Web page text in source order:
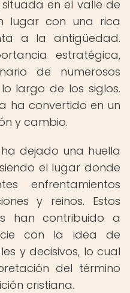
en el valle de
lugar con una rica
a la antigüedad.
estratégica,
de numerosos
largo de los siglos.
ha convertido en un
y cambio.
dejado una huella
el lugar donde
enfrentamientos
y reinos. Estos
han contribuido a
con la idea de
y decisivos, lo cual
del término
cristiana.